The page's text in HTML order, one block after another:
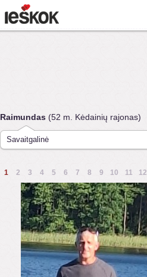
Raimundas (52 m. Kėdainių rajonas)
Savaitgalinė
1 2 3 4 5 6 7 8 9 10 11 12